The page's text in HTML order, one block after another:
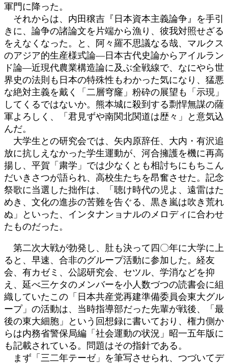
軍門に降った。
それからは、内田穣吉『日本資本主義論争』を手引
きに、論争の諸論文を片端から漁り、彼我対照せざる
をえなくなった。と、阿々羅不思議なる哉、マルクス
のアジア的生産様式論―日本古代史論からアイルラン
ド論―近現代農業構造論に及ぶ全戦線で、なにやら世
界史の法則も日本の特殊性もわかった気になり、猛悪
な絶対主義を戴く「二層穹窿」粉砕の展望も「示現」
してくるではないか。熊本城に殺到する剽悍無謀の薩
軍よろしく、「君見ずや南関北関道は歴々」と意気込
んだ。
大学生との研究会では、矢内原辞任、大内・有沢追
放に抗しえなかった学生運動が、河合擁護を機に再高
揚し、平賀「粛学」では少なくとも相討ちにもちこん
だいきさつが語られ、高校生たちを昂奮させた。記念
祭歌に当選した拙作は、「聴け時代の児よ、遠雷はた
めき、文化の進歩の苦難を告ぐる、黒き嵐は吹き荒れ
ぬ」といった、インタナンョナルのメロディに合わせ
たものだった。
第二次大戦が勃発し、肚も決って四〇年に大学に上
ると、早速、合非のグループ活動に参加した。経友
会、有カゼミ、公認研究会、セツル、学消などを抑
え、延べ三ケタのメンバーを小人数づつの読書会に組
織していたこの「日本共産党再建準備委員会東大グル
ープ」の活動は、当時指導部だった先輩が戦後、「最
後の東大細胞」という回想録に書いており、権力側か
らは内務省警保局編「社会運動の状況」昭一五年版に
も記載されている。問題はその指針である。
まず「三二年テーゼ」を筆写させられ、つづいてデ